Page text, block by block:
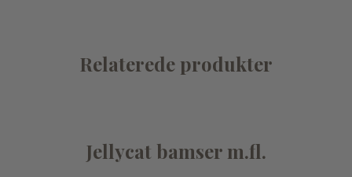
Relaterede produkter
Jellycat bamser m.fl.